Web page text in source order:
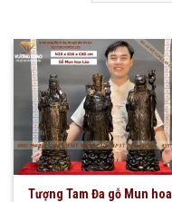
Tượng Tam Đa gỗ Mun hoa